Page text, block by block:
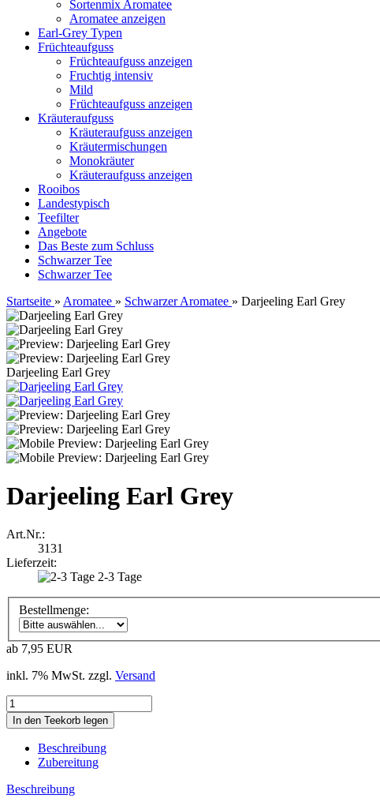
Sortenmix Aromatee
Aromatee anzeigen
Earl-Grey Typen
Früchteaufguss
Früchteaufguss anzeigen
Fruchtig intensiv
Mild
Früchteaufguss anzeigen
Kräuteraufguss
Kräuteraufguss anzeigen
Kräutermischungen
Monokräuter
Kräuteraufguss anzeigen
Rooibos
Landestypisch
Teefilter
Angebote
Das Beste zum Schluss
Schwarzer Tee
Schwarzer Tee
Startseite » Aromatee » Schwarzer Aromatee » Darjeeling Earl Grey
Darjeeling Earl Grey
Darjeeling Earl Grey
Art.Nr.:
3131
Lieferzeit:
2-3 Tage
Bestellmenge:
ab 7,95 EUR
inkl. 7% MwSt. zzgl. Versand
Beschreibung
Zubereitung
Beschreibung